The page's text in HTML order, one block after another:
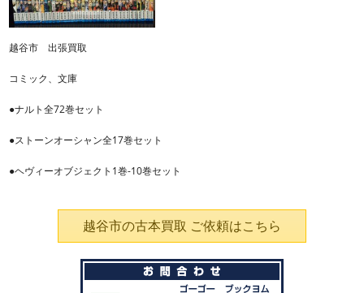
越谷市 出張買取
コミック、文庫
●ナルト全72巻セット
●ストーンオーシャン全17巻セット
●ヘヴィーオブジェクト1巻-10巻セット
越谷市の古本買取 ご依頼はこちら